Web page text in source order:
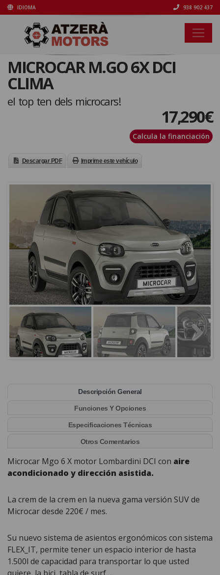
IDIOMA 938 902 437
MICROCAR M.GO 6X DCI
CLIMA
el top ten dels microcars!
17,290€
Calcula la financiación
Descargar PDF Imprime este vehículo
Descripción General
Funciones Y Opciones
Especificaciones Técnicas
Otros Comentarios
Microcar Mgo 6 X motor Lombardini DCI con aire
acondicionado y dirección asistida.
La crem de la crem en la nueva gama versión SUV de
Microcar desde 220€ / mes.
Su nuevo sistema de asientos ergonómicos con sistema
FLEX_IT, permite tener un espacio interior de hasta
1.500l de capacidad para transportar lo que usted